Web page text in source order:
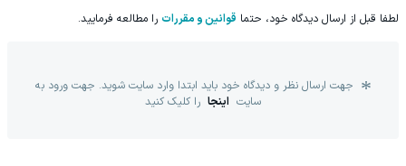
لطفا قبل از ارسال دیدگاه خود، حتما قوانین و مقررات را مطالعه فرمایید.
جهت ارسال نظر و دیدگاه خود باید ابتدا وارد سایت شوید. جهت ورود به
سایت اینجا را کلیک کنید